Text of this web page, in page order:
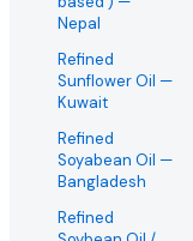
Nepal
Refined
Sunflower Oil —
Kuwait
Refined
Soyabean Oil —
Bangladesh
Refined